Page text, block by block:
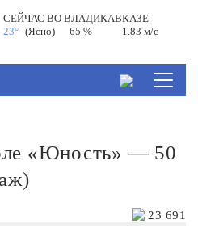
СЕЙЧАС ВОВЛАДИКАВКАЗЕ
23° (Ясно) 65 % 1.83 м/с
«Юность» — 50
23 691